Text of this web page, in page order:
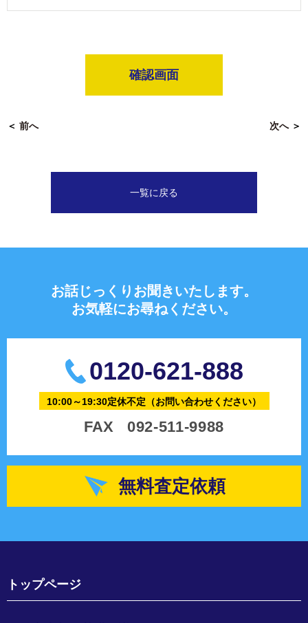
確認画面
＜ 前へ 次へ＞
一覧に戻る
お話じっくりお聞きいたします。
お気軽にお尋ねください。
0120-621-888
10:00～19:30定休不定 （お問い合わせください）
FAX 092-511-9988
無料査定依頼
トップページ